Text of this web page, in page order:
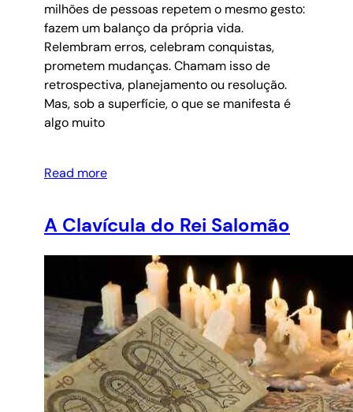
milhões de pessoas repetem o mesmo gesto:
fazem um balanço da própria vida.
Relembram erros, celebram conquistas,
prometem mudanças. Chamam isso de
retrospectiva, planejamento ou resolução.
Mas, sob a superfície, o que se manifesta é
algo muito
Read more
A Clavícula do Rei Salomão